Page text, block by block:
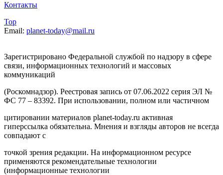
Контакты
Top
Email: planet-today@mail.ru
Зарегистрировано Федеральной службой по надзору в сфере
связи, информационных технологий и массовых
коммуникаций
(Роскомнадзор). Реестровая запись от 07.06.2022 серия ЭЛ №
ФС 77 – 83392. При использовании, полном или частичном
цитировании материалов planet-today.ru активная
гиперссылка обязательна. Мнения и взгляды авторов не всегда
совпадают с
точкой зрения редакции. На информационном ресурсе
применяются рекомендательные технологии
(информационные технологии